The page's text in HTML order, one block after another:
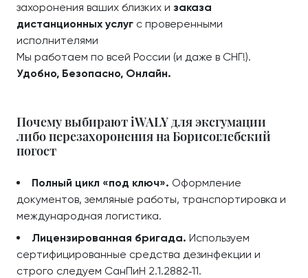
захоронения ваших близких и заказа
дистанционных услуг с проверенными
исполнителями
Мы работаем по всей России (и даже в СНГ!).
Удобно, Безопасно, Онлайн.
Почему выбирают iWALY для эксгумации
либо перезахоронения на Борисоглебский
погост
Полный цикл «под ключ». Оформление
документов, земляные работы, транспортировка и
международная логистика.
Лицензированная бригада. Используем
сертифицированные средства дезинфекции и
строго следуем СанПиН 2.1.2882‑11.